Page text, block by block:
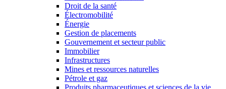
Droit de la santé
Électromobilité
Énergie
Gestion de placements
Gouvernement et secteur public
Immobilier
Infrastructures
Mines et ressources naturelles
Pétrole et gaz
Produits pharmaceutiques et sciences de la vie